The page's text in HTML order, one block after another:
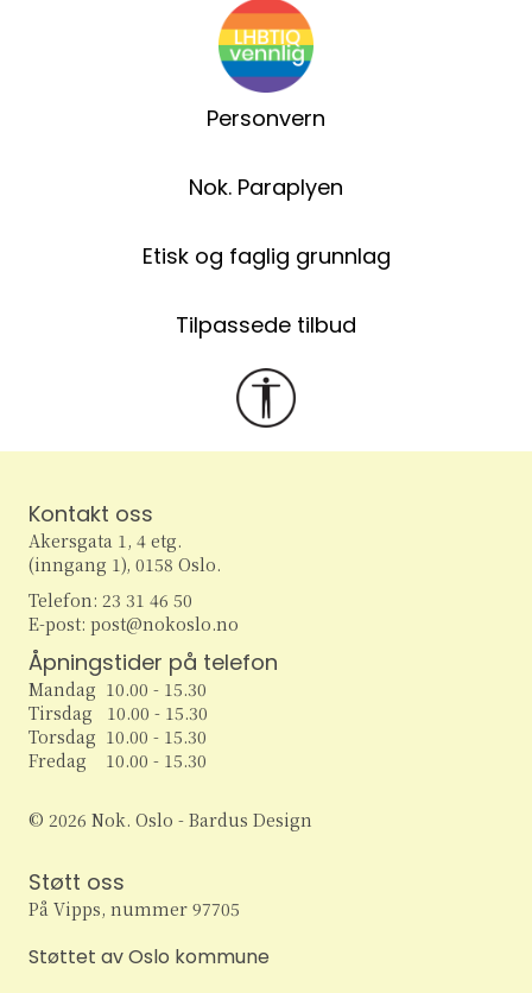
Personvern
Nok. Paraplyen
Etisk og faglig grunnlag
Tilpassede tilbud
Kontakt oss
Akersgata 1, 4 etg.
(inngang 1), 0158 Oslo.
Telefon: 23 31 46 50
E-post: post@nokoslo.no
Åpningstider på telefon
Mandag 10.00 - 15.30
Tirsdag 10.00 - 15.30
Torsdag 10.00 - 15.30
Fredag 10.00 - 15.30
© 2026 Nok. Oslo - Bardus Design
Støtt oss
På Vipps, nummer 97705
Støttet av Oslo kommune